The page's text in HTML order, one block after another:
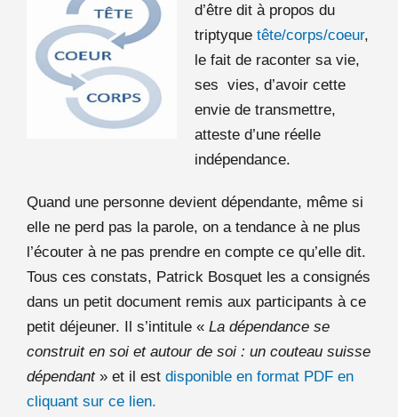
d’être dit à propos du
triptyque tête/corps/coeur,
le fait de raconter sa vie,
ses vies, d’avoir cette
envie de transmettre,
atteste d’une réelle
indépendance.
Quand une personne devient dépendante, même si
elle ne perd pas la parole, on a tendance à ne plus
l’écouter à ne pas prendre en compte ce qu’elle dit.
Tous ces constats, Patrick Bosquet les a consignés
dans un petit document remis aux participants à ce
petit déjeuner. Il s’intitule « La dépendance se
construit en soi et autour de soi : un couteau suisse
dépendant» et il est disponible en format PDF en
cliquant sur ce lien.